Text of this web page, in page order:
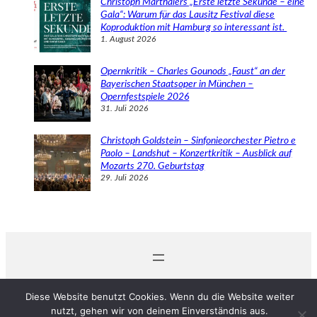
Gala“: Warum für das Lausitz Festival diese
Koproduktion mit Hamburg so interessant ist.
1. August 2026
Opernkritik – Charles Gounods „Faust“ an der
Bayerischen Staatsoper in München –
Opernfestspiele 2026
31. Juli 2026
Christoph Goldstein – Sinfonieorchester Pietro e
Paolo – Landshut – Konzertkritik – Ausblick auf
Mozarts 270. Geburtstag
29. Juli 2026
Diese Website benutzt Cookies. Wenn du die Website weiter
nutzt, gehen wir von deinem Einverständnis aus.